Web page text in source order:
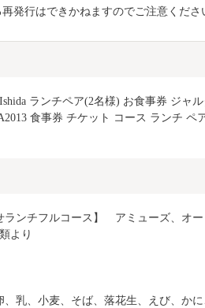
発行はできかねますのでご注意くださ
Ishida ランチペア(2名様) お食事券 ジャ
食事券 チケット コース ランチ ペ
ランチフルコース】　アミューズ、オ
より
、乳、小麦、そば、落花生、えび、か